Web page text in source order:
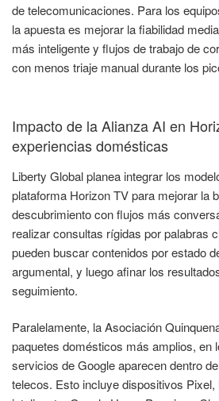
de telecomunicaciones. Para los
la apuesta es mejorar la fiabilidad
más inteligente y flujos de trabajo de
con menos triaje manual durante los
Impacto de la Alianza AI en
experiencias domésticas
Liberty Global planea integrar los
plataforma Horizon TV para mejorar la
descubrimiento con flujos más
realizar consultas rígidas por palabras
pueden buscar contenidos por estado
argumental, y luego afinar los
seguimiento.
Paralelamente, la Asociación
paquetes domésticos más amplios, en
servicios de Google aparecen dentro
telecos. Esto incluye dispositivos